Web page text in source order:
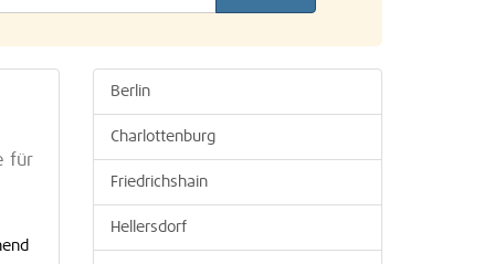
für
Berlin
Charlottenburg
Friedrichshain
Hellersdorf